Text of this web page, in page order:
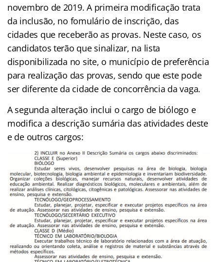
novembro de 2019. A primeira modificação trata
da inclusão, no fomulário de inscrição, das
cidades que receberão as provas. Neste caso, os
candidatos terão que sinalizar, na lista
disponibilizada no site, o município de preferência
para realização das provas, sendo que este pode
ser diferente da cidade de concorrência da vaga.
A segunda alteração inclui o cargo de biólogo e
modifica a descrição sumária das atividades deste
e de outros cargos: